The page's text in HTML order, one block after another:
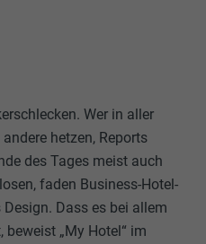
Wer in aller
hetzen, Reports
des Tages meist auch
faden Business-Hotel-
Dass es bei allem
„My Hotel“ im